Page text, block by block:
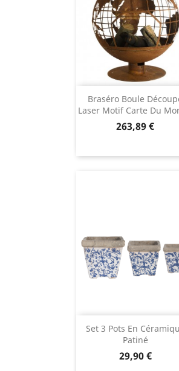
Braséro Boule
Laser Motif Carte Du
Prix
263,89 €
Set 3 Pots En
Patiné
Prix
29,90 €